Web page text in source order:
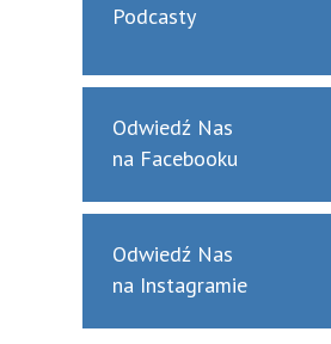
Podcasty
Odwiedź Nas
na Facebooku
Odwiedź Nas
na Instagramie